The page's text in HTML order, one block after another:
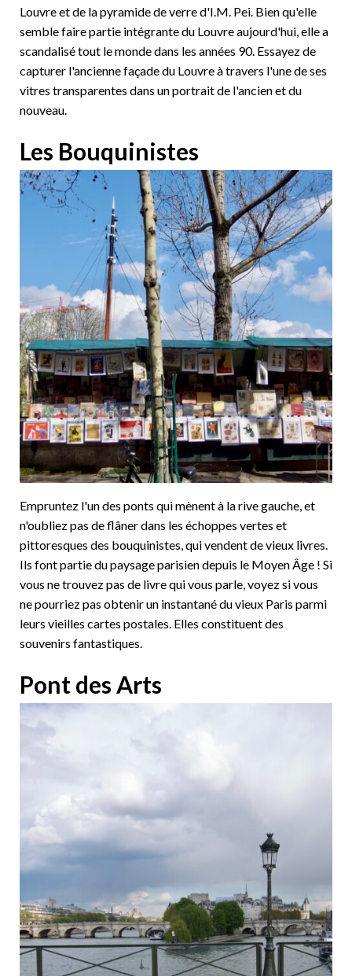
Louvre et de la pyramide de verre d'I.M. Pei. Bien qu'elle
semble faire partie intégrante du Louvre aujourd'hui, elle a
scandalisé tout le monde dans les années 90. Essayez de
capturer l'ancienne façade du Louvre à travers l'une de ses
vitres transparentes dans un portrait de l'ancien et du
nouveau.
Les Bouquinistes
Empruntez l'un des ponts qui mènent à la rive gauche, et
n'oubliez pas de flâner dans les échoppes vertes et
pittoresques des bouquinistes, qui vendent de vieux livres.
Ils font partie du paysage parisien depuis le Moyen Âge ! Si
vous ne trouvez pas de livre qui vous parle, voyez si vous
ne pourriez pas obtenir un instantané du vieux Paris parmi
leurs vieilles cartes postales. Elles constituent des
souvenirs fantastiques.
Pont des Arts